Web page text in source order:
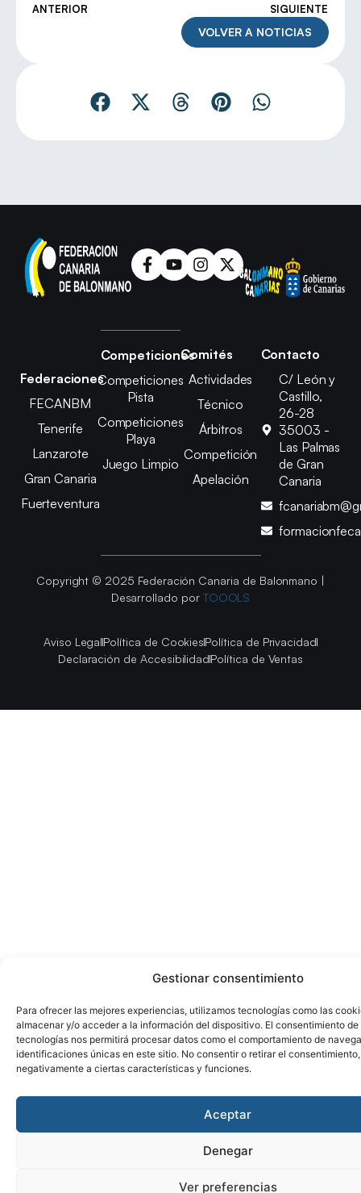
Gestionar consentimiento
Para ofrecer las mejores experiencias, utilizamos tecnologías como las
almacenar y/o acceder a la información del dispositivo. El consentimiento de
tecnologías nos permitirá procesar datos como el comportamiento de
identificaciones únicas en este sitio. No consentir o retirar el
negativamente a ciertas características y funciones.
Aceptar
Denegar
Ver preferencias
ANTERIOR SIGUIENTE
VOLVER A NOTICIAS
Federaciones
FECANBM
Tenerife
Lanzarote
Gran Canaria
Fuerteventura
Competiciones
Competiciones
Pista
Competiciones
Playa
Juego Limpio
Comités
Actividades
Técnico
Árbitros
Competición
Apelación
Contacto
C/ León y
Castillo,
26-28
35003 -
Las Palmas
de Gran
Canaria
Copyright © 2025 Federación Canaria de Balonmano |
Desarrollado por TOOOLS
Aviso LegalPolítica de CookiesPolítica de Privacidad
Declaración de AccesibilidadPolítica de Ventas